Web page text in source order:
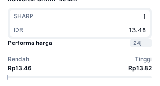
SHARP
IDR
Performa harga
24j
Rendah
Rp13.46
Tinggi
Rp13.82